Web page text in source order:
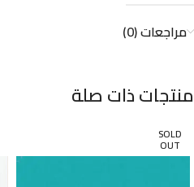
مراجعات (0)
منتجات ذات صلة
SOLD
OUT